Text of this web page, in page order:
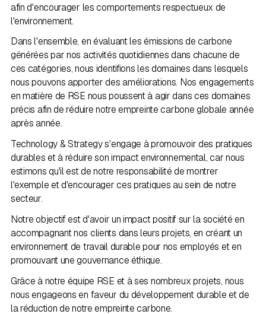
afin d'encourager les comportements respectueux de
l'environnement.
Dans l'ensemble, en évaluant les émissions de carbone
générées par nos activités quotidiennes dans chacune de
ces catégories, nous identifions les domaines dans lesquels
nous pouvons apporter des améliorations. Nos engagements
en matière de RSE nous poussent à agir dans ces domaines
précis afin de réduire notre empreinte carbone globale année
après année.
Technology & Strategy s'engage à promouvoir des pratiques
durables et à réduire son impact environnemental, car nous
estimons qu'il est de notre responsabilité de montrer
l'exemple et d'encourager ces pratiques au sein de notre
secteur.
Notre objectif est d'avoir un impact positif sur la société en
accompagnant nos clients dans leurs projets, en créant un
environnement de travail durable pour nos employés et en
promouvant une gouvernance éthique.
Grâce à notre équipe RSE et à ses nombreux projets, nous
nous engageons en faveur du développement durable et de
la réduction de notre empreinte carbone.